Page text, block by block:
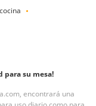
para su mesa!
encontrará una